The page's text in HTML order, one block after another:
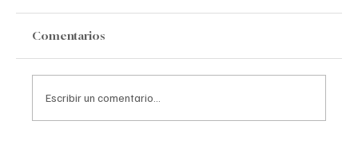
Comentarios
Escribir un comentario...